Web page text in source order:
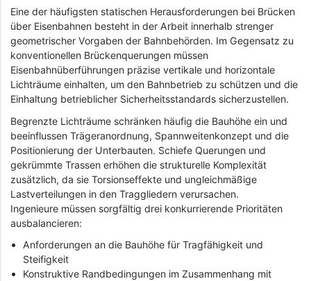
Eine der häufigsten statischen Herausforderungen bei Brücken
über Eisenbahnen besteht in der Arbeit innerhalb strenger
geometrischer Vorgaben der Bahnbehörden. Im Gegensatz zu
konventionellen Brückenquerungen müssen
Eisenbahnüberführungen präzise vertikale und horizontale
Lichträume einhalten, um den Bahnbetrieb zu schützen und die
Einhaltung betrieblicher Sicherheitsstandards sicherzustellen.
Begrenzte Lichträume schränken häufig die Bauhöhe ein und
beeinflussen Trägeranordnung, Spannweitenkonzept und die
Positionierung der Unterbauten. Schiefe Querungen und
gekrümmte Trassen erhöhen die strukturelle Komplexität
zusätzlich, da sie Torsionseffekte und ungleichmäßige
Lastverteilungen in den Traggliedern verursachen.
Ingenieure müssen sorgfältig drei konkurrierende Prioritäten
ausbalancieren:
Anforderungen an die Bauhöhe für Tragfähigkeit und
Steifigkeit
Konstruktive Randbedingungen im Zusammenhang mit